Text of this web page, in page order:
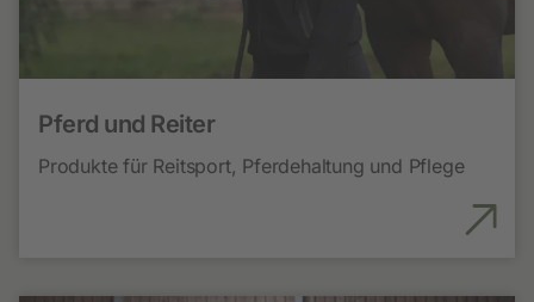
Pferd und Reiter
Produkte für Reitsport, Pferdehaltung und Pflege